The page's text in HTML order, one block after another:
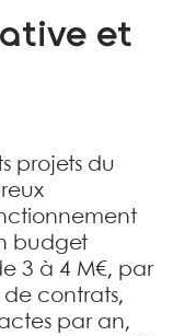
et
projets du
budget
3 à 4 M€, par
contrats,
par an,